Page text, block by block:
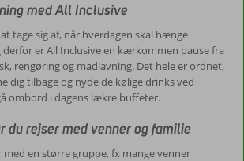
med All Inclusive
tage sig af, når hverdagen skal hænge
derfor er All Inclusive en kærkommen pause fra
rengøring og madlavning. Det hele er ordnet,
dig tilbage og nyde de kølige drinks ved
ombord i dagens lækre buffeter.
du rejser med venner og familie
med en større gruppe, fx mange venner